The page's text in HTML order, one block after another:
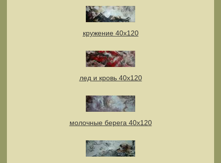
кружение 40х120
лед и кровь 40х120
молочные берега 40х120